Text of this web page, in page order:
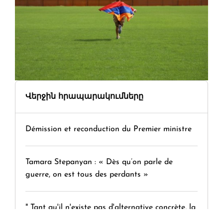
Վերջին հրապարակումները
Démission et reconduction du Premier ministre
Tamara Stepanyan : « Dès qu’on parle de
guerre, on est tous des perdants »
" Tant qu'il n'existe pas d'alternative concrète, la